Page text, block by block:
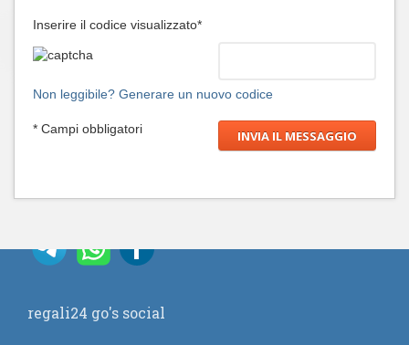
Inserire il codice visualizzato*
Non leggibile? Generare un nuovo codice
* Campi obbligatori
regali24 go's social